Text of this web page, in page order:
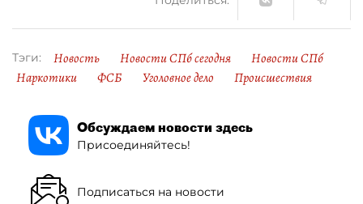
Тэги: Новость Новости СПб сегодня
Новости СПб
Наркотики
ФСБ Уголовное дело Происшествия
Обсуждаем новости здесь
Присоединяйтесь!
Подписаться на новости